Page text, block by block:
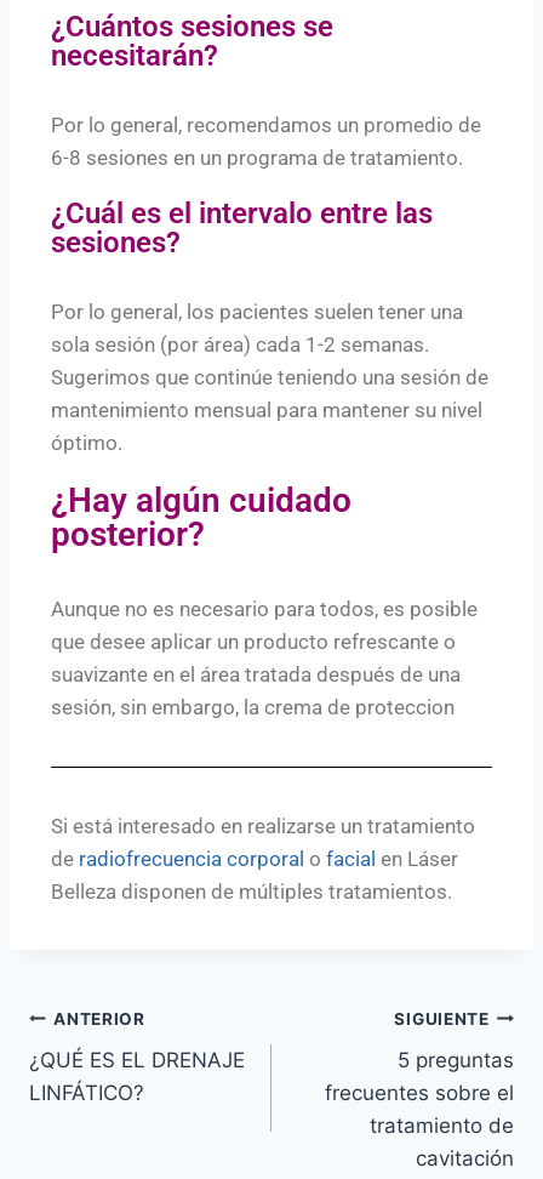
¿Cuántos sesiones se
necesitarán?
Por lo general, recomendamos un promedio de
6-8 sesiones en un programa de tratamiento.
¿Cuál es el intervalo entre las
sesiones?
Por lo general, los pacientes suelen tener una
sola sesión (por área) cada 1-2 semanas.
Sugerimos que continúe teniendo una sesión de
mantenimiento mensual para mantener su nivel
óptimo.
¿Hay algún cuidado
posterior?
Aunque no es necesario para todos, es posible
que desee aplicar un producto refrescante o
suavizante en el área tratada después de una
sesión, sin embargo, la crema de proteccion
Si está interesado en realizarse un tratamiento
de radiofrecuencia corporal o facial en Láser
Belleza disponen de múltiples tratamientos.
ANTERIOR
¿QUÉ ES EL DRENAJE
LINFÁTICO?
SIGUIENTE
5 preguntas
frecuentes sobre el
tratamiento de
cavitación